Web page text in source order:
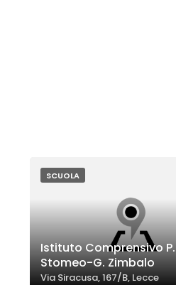
SCUOLA
Istituto Comprensivo P.
Stomeo-G. Zimbalo
Via Siracusa, 167/B, Lecce